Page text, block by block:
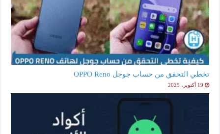
تخطي التحقق من حساب جوجل OPPO Reno
19 أكتوبر، 2025